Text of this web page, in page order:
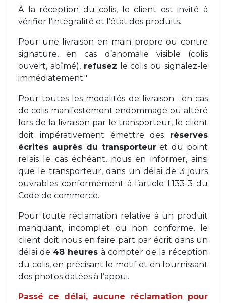
À la réception du colis, le client est invité à
vérifier l’intégralité et l’état des produits.
Pour une livraison en main propre ou contre
signature, en cas d’anomalie visible (colis
ouvert, abîmé), refusez le colis ou signalez-le
immédiatement."
Pour toutes les modalités de livraison : en cas
de colis manifestement endommagé ou altéré
lors de la livraison par le transporteur, le client
doit impérativement émettre des réserves
écrites auprès du transporteuret du point
relais le cas échéant, nous en informer, ainsi
que le transporteur, dans un délai de 3 jours
ouvrables conformément à l’article L133-3 du
Code de commerce.
Pour toute réclamation relative à un produit
manquant, incomplet ou non conforme, le
client doit nous en faire part par écrit dans un
délai de 48 heures à compter de la réception
du colis, en précisant le motif et en fournissant
des photos datées à l’appui.
Passé ce délai, aucune réclamation pour